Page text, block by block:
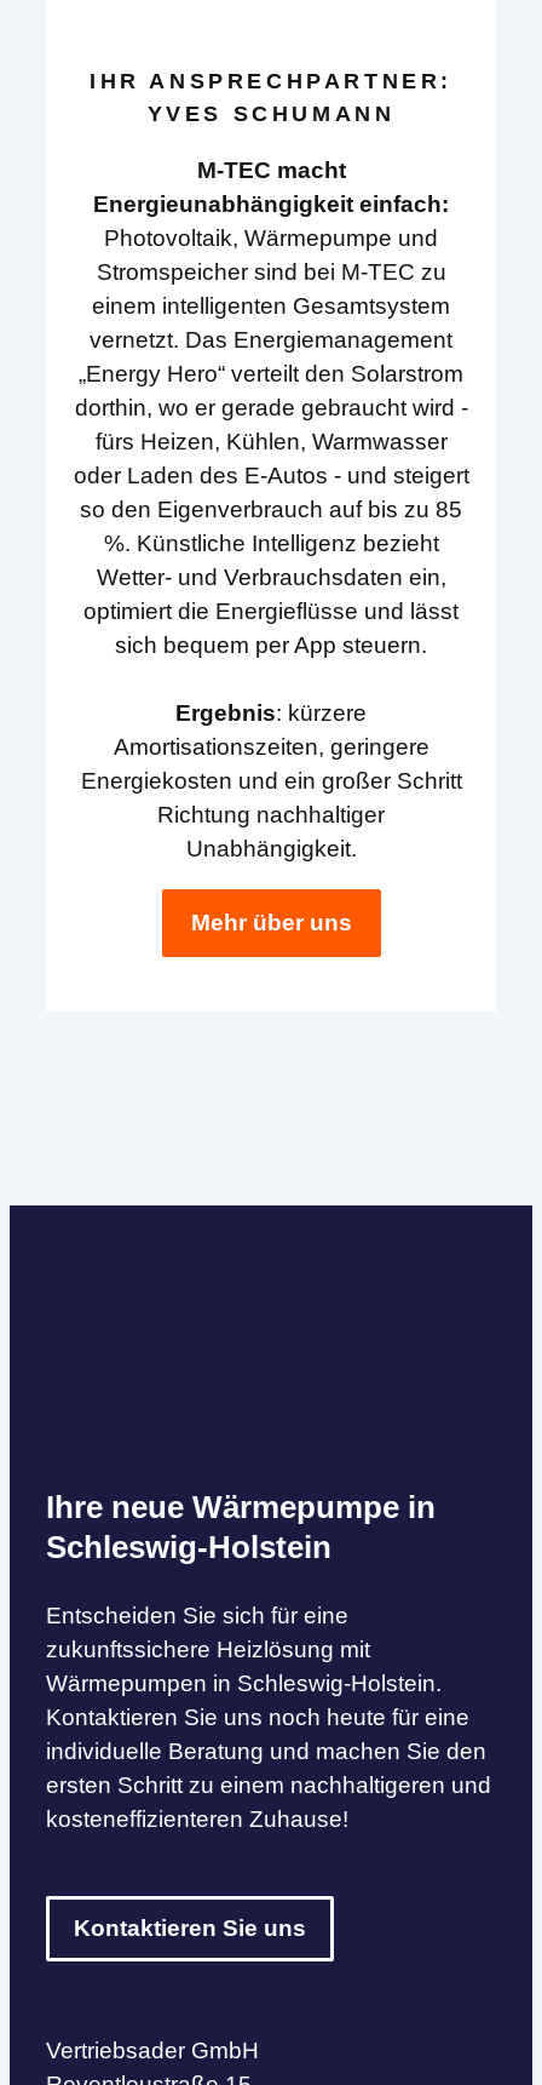
IHR ANSPRECHPARTNER:
YVES SCHUMANN
M-TEC macht
Energieunabhängigkeit einfach:
Photovoltaik, Wärmepumpe und
Stromspeicher sind bei M-TEC zu
einem intelligenten Gesamtsystem
vernetzt. Das Energiemanagement
„Energy Hero“ verteilt den Solarstrom
dorthin, wo er gerade gebraucht wird -
fürs Heizen, Kühlen, Warmwasser
oder Laden des E-Autos - und steigert
so den Eigenverbrauch auf bis zu 85
%. Künstliche Intelligenz bezieht
Wetter- und Verbrauchsdaten ein,
optimiert die Energieflüsse und lässt
sich bequem per App steuern.
Ergebnis: kürzere
Amortisationszeiten, geringere
Energiekosten und ein großer Schritt
Richtung nachhaltiger
Unabhängigkeit.
Mehr über uns
Ihre neue Wärmepumpe in
Schleswig-Holstein
Entscheiden Sie sich für eine
zukunftssichere Heizlösung mit
Wärmepumpen in Schleswig-Holstein.
Kontaktieren Sie uns noch heute für eine
individuelle Beratung und machen Sie den
ersten Schritt zu einem nachhaltigeren und
kosteneffizienteren Zuhause!
Kontaktieren Sie uns
Vertriebsader GmbH